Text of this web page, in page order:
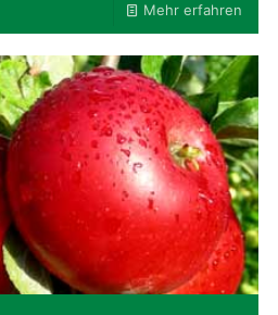
Mehr erfahren